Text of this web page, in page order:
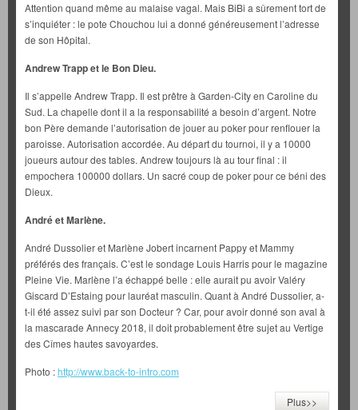
Attention quand même au malaise vagal. Mais BiBi a sûrement tort de
s’inquiéter : le pote Chouchou lui a donné généreusement l’adresse
de son Hôpital.
Andrew Trapp et le Bon Dieu.
Il s’appelle Andrew Trapp. Il est prêtre à Garden-City en Caroline du
Sud. La chapelle dont il a la responsabilité a besoin d’argent. Notre
bon Père demande l’autorisation de jouer au poker pour renflouer la
paroisse. Autorisation accordée. Au départ du tournoi, il y a 10000
joueurs autour des tables. Andrew toujours là au tour final : il
empochera 100000 dollars. Un sacré coup de poker pour ce béni des
Dieux.
André et Marlène.
André Dussolier et Marlène Jobert incarnent Pappy et Mammy
préférés des français. C’est le sondage Louis Harris pour le magazine
Pleine Vie. Marlène l’a échappé belle : elle aurait pu avoir Valéry
Giscard D’Estaing pour lauréat masculin. Quant à André Dussolier, a-
t-il été assez suivi par son Docteur ? Car, pour avoir donné son aval à
la mascarade Annecy 2018, il doit probablement être sujet au Vertige
des Cîmes hautes savoyardes.
Photo :http://www.back-to-intro.com
Plus>>